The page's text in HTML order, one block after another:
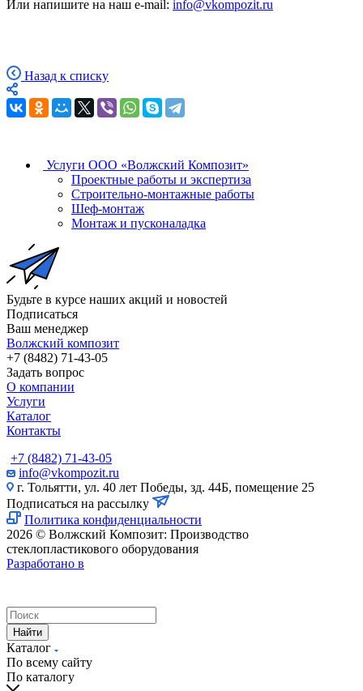
Или напишите на наш e-mail: info@vkompozit.ru
Назад к списку
Услуги ООО «Волжский Композит»
Проектные работы и экспертиза
Строительно-монтажные работы
Шеф-монтаж
Монтаж и пусконаладка
Будьте в курсе наших акций и новостей
Подписаться
Ваш менеджер
Волжский композит
+7 (8482) 71-43-05
Задать вопрос
О компании
Услуги
Каталог
Контакты
+7 (8482) 71-43-05
info@vkompozit.ru
г. Тольятти, ул. 40 лет Победы, зд. 44Б, помещение 25
Подписаться на рассылку
Политика конфиденциальности
2026 © Волжский Композит: Производство
стеклопластикового оборудования
Разработано в
Найти
Каталог
По всему сайту
По каталогу